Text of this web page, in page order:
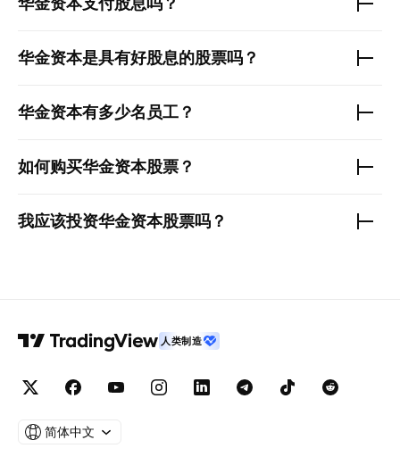
华金资本是具有好股息的股票吗？
华金资本有多少名员工？
如何购买华金资本股票？
我应该投资华金资本股票吗？
人类制造
简体中文